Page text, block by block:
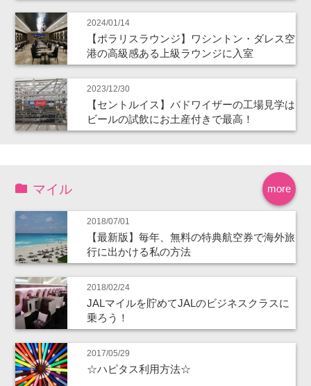
2024/01/14
【ポラリスラウンジ】ワシントン・ダレス空
港の高級感ある上級ラウンジに入室
2023/12/30
【セントルイス】バドワイザーの工場見学は
ビールの試飲にお土産付きで最高！
more
マイル
2018/07/01
【最新版】毎年、無料の特典航空券で海外旅
行に出かける私の方法
2018/02/24
JALマイルを貯めてJALのビジネスクラスに
乗ろう！
2017/05/29
☆ハピタス利用方法☆